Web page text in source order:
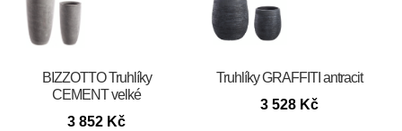
BIZZOTTO Truhlíky
CEMENT velké
3 852 Kč
Truhlíky GRAFFITI antracit
3 528 Kč